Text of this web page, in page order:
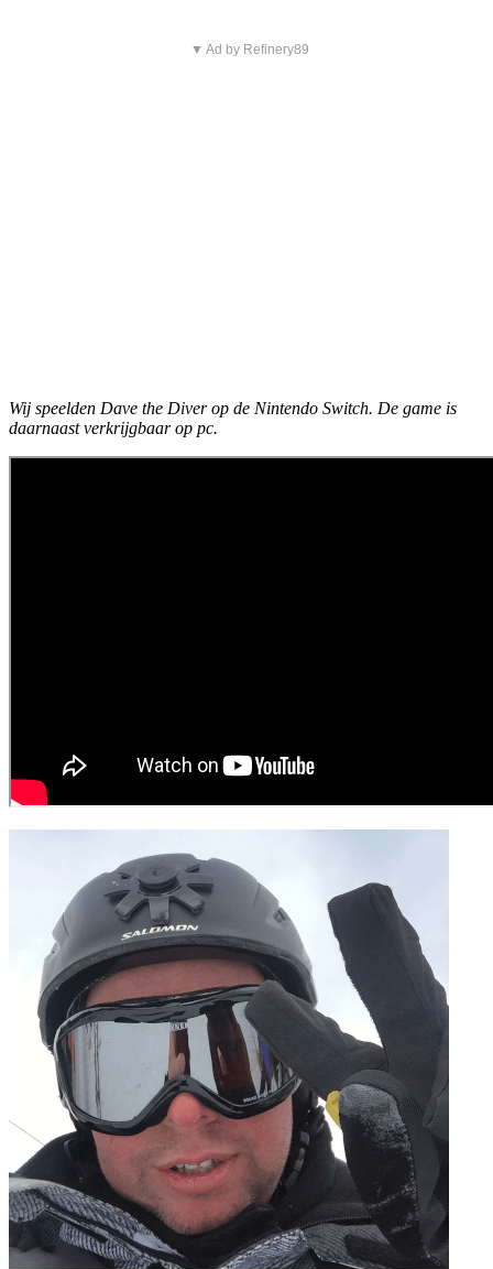
▼ Ad by Refinery89
Wij speelden Dave the Diver op de Nintendo Switch. De game is
daarnaast verkrijgbaar op pc.